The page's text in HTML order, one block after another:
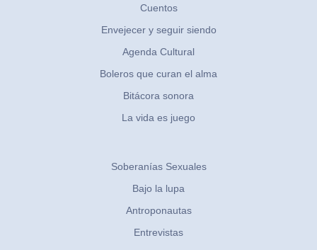
Cuentos
Envejecer y seguir siendo
Agenda Cultural
Boleros que curan el alma
Bitácora sonora
La vida es juego
Soberanías Sexuales
Bajo la lupa
Antroponautas
Entrevistas